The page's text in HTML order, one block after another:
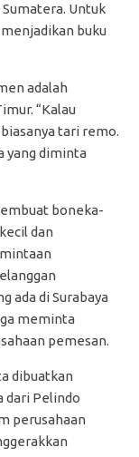
Untuk
buku
adalah
“Kalau
tari remo.
yang diminta
boneka-
dan
ada di Surabaya
meminta
pemesan.
dibuatkan
dari Pelindo
perusahaan